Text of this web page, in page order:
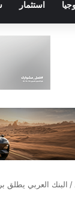
استثمار
/ البنك العربي يطلق